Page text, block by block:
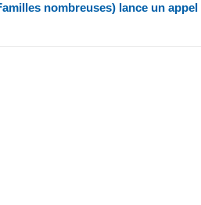
nombreuses) lance un appel